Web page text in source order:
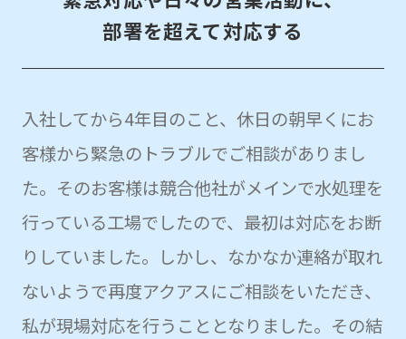
部署を超えて対応する
入社してから4年目のこと、休日の朝早くにお
客様から緊急のトラブルでご相談がありまし
た。そのお客様は競合他社がメインで水処理を
行っている工場でしたので、最初は対応をお断
りしていました。しかし、なかなか連絡が取れ
ないようで再度アクアスにご相談をいただき、
私が現場対応を行うこととなりました。その結